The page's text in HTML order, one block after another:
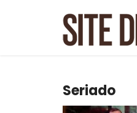
Seriado